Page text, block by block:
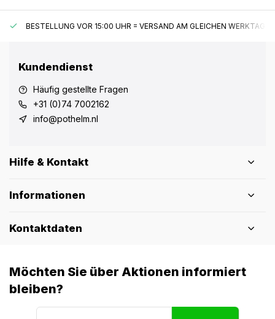
BESTELLUNG VOR 15:00 UHR = VERSAND AM GLEICHEN WERKTAG*
Kundendienst
Häufig gestellte Fragen
+31 (0)74 7002162
info@pothelm.nl
Hilfe & Kontakt
Informationen
Kontaktdaten
Möchten Sie über Aktionen informiert
bleiben?